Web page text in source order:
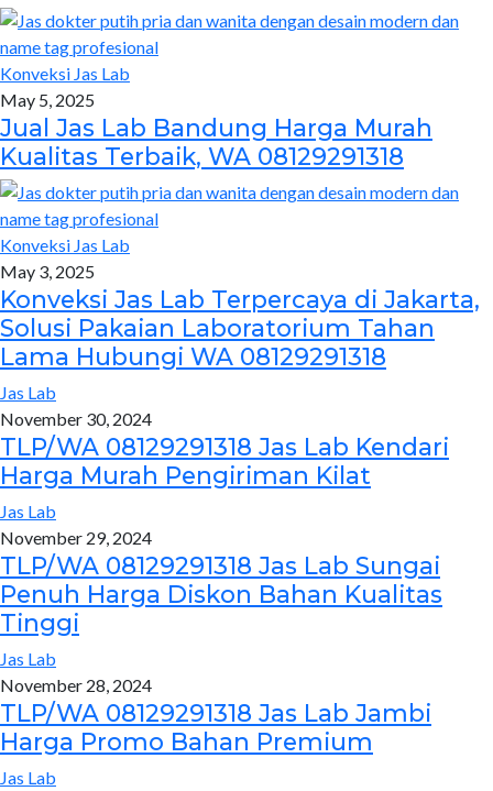
Konveksi Jas Lab
May 5, 2025
Jual Jas Lab Bandung Harga Murah
Kualitas Terbaik, WA 08129291318
Konveksi Jas Lab
May 3, 2025
Konveksi Jas Lab Terpercaya di Jakarta,
Solusi Pakaian Laboratorium Tahan
Lama Hubungi WA 08129291318
Jas Lab
November 30, 2024
TLP/WA 08129291318 Jas Lab Kendari
Harga Murah Pengiriman Kilat
Jas Lab
November 29, 2024
TLP/WA 08129291318 Jas Lab Sungai
Penuh Harga Diskon Bahan Kualitas
Tinggi
Jas Lab
November 28, 2024
TLP/WA 08129291318 Jas Lab Jambi
Harga Promo Bahan Premium
Jas Lab